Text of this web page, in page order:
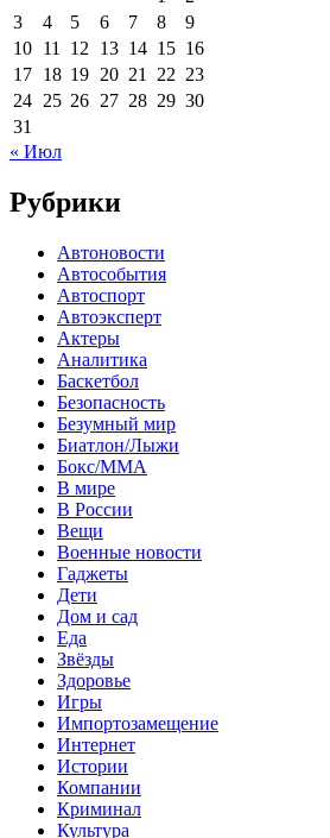
3
4 5 6 7 8
9
10 11 12 13 14 15 16
17 18 19 20 21 22 23
24 25 26 27 28 29 30
31
« Июл
Рубрики
Автоновости
Автособытия
Автоспорт
Автоэксперт
Актеры
Аналитика
Баскетбол
Безопасность
Безумный мир
Биатлон/Лыжи
Бокс/MMA
В мире
В России
Вещи
Военные новости
Гаджеты
Дети
Дом и сад
Еда
Звёзды
Здоровье
Игры
Импортозамещение
Интернет
Истории
Компании
Криминал
Культура